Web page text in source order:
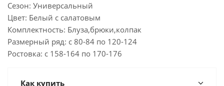
Сезон: Универсальный
Цвет: Белый с салатовым
Комплектность: Блуза,брюки,колпак
Размерный ряд: с 80-84 по 120-124
Ростовка: с 158-164 по 170-176
Как купить